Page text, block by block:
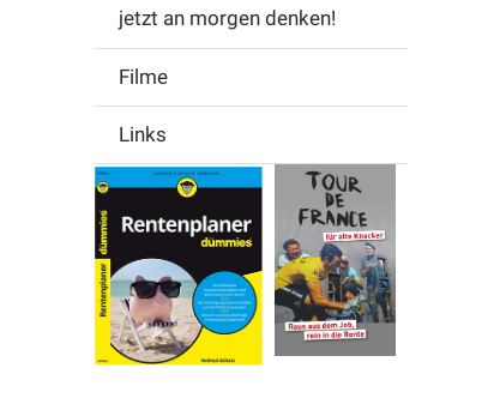
jetzt an morgen denken!
Filme
Links